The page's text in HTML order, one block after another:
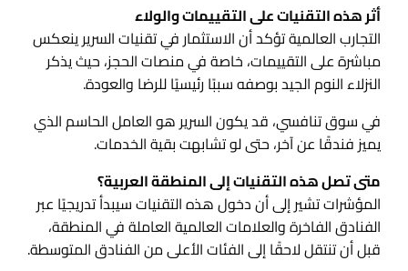
أثر هذه التقنيات على التقييمات والولاء
التجارب العالمية تؤكد أن الاستثمار في تقنيات السرير ينعكس
مباشرة على التقييمات، خاصة في منصات الحجز، حيث يذكر
النزلاء النوم الجيد بوصفه سببًا رئيسيًا للرضا والعودة.
في سوق تنافسي، قد يكون السرير هو العامل الحاسم الذي
يميز فندقًا عن آخر، حتى لو تشابهت بقية الخدمات.
متى تصل هذه التقنيات إلى المنطقة العربية؟
المؤشرات تشير إلى أن دخول هذه التقنيات سيبدأ تدريجيًا عبر
الفنادق الفاخرة والعلامات العالمية العاملة في المنطقة،
قبل أن تنتقل لاحقًا إلى الفئات الأعلى من الفنادق المتوسطة.